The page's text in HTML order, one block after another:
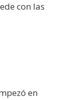
con las
en